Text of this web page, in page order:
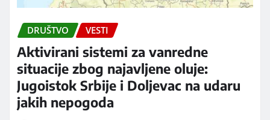
DRUŠTVO VESTI
Aktivirani sistemi za vanredne
situacije zbog najavljene oluje:
Jugoistok Srbije i Doljevac na udaru
jakih nepogoda